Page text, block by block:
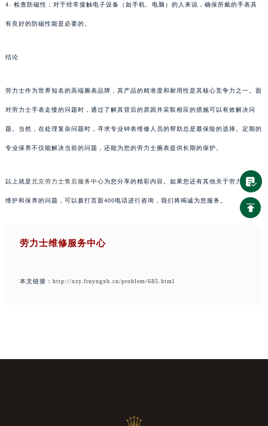
4. 检查防磁性：对于经常接触电子设备（如手机、电脑）的人来说，确保所戴的手表具
有良好的防磁性能是必要的。
结论
劳力士作为世界知名的高端腕表品牌，其产品的精准度和耐用性是其核心竞争力之一。面
对劳力士手表走慢的问题时，通过了解其背后的原因并采取相应的措施可以有效解决问
题。当然，在处理复杂问题时，寻求专业钟表维修人员的帮助总是最保险的选择。定期的
专业保养不仅能解决当前的问题，还能为您的劳力士腕表提供长期的保护。
以上就是北京劳力士售后服务中心为您分享的精彩内容。如果您还有其他关于劳力士手表
维护和保养的问题，可以拨打页面400电话进行咨询，我们将竭诚为您服务。
劳力士维修服务中心
本文链接： http://xzy.frnyngxb.cn/problem/685.html